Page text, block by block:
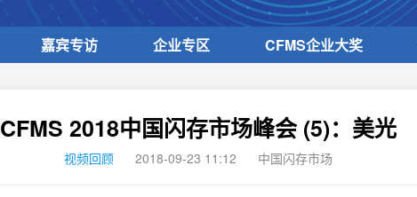
嘉宾专访 企业专区 CFMS企业大奖
CFMS 2018中国闪存市场峰会 (5)：美光
视频回顾 2018-09-23 11:12 中国闪存市场